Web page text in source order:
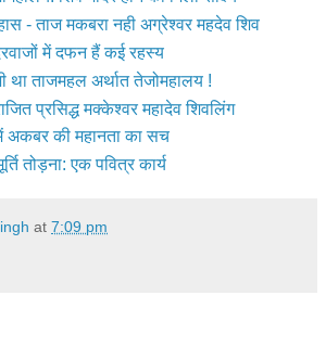
- ताज मकबरा नही अग्रेश्वर महदेव शिव
में दफन हैं कई रहस्य
था ताजमहल अर्थात तेजोमहालय !
प्रसिद्ध मक्‍केश्‍वर महादेव शिवलिंग
अकबर की महानता का सच
तोड़ना: एक पवित्र कार्य
at 7:09 pm